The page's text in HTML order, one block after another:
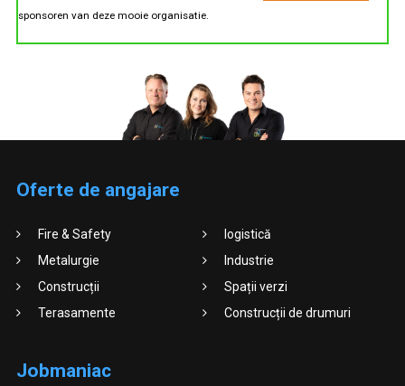
sponsoren van deze mooie organisatie.
Oferte de angajare
Fire & Safety
logistică
Metalurgie
Industrie
Construcții
Spații verzi
Terasamente
Construcții de drumuri
Jobmaniac